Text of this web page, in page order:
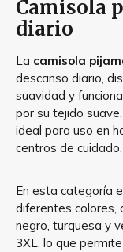
Camisola
diario
La camisola
descanso diario,
suavidad y
por su tejido
ideal para uso en
centros de cuidado.
En esta categoría
diferentes colores,
negro, turquesa y
3XL, lo que